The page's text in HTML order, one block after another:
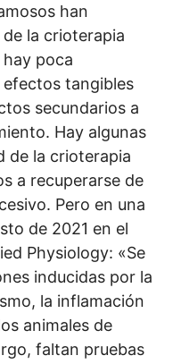
han
la crioterapia
hay poca
tangibles
secundarios a
Hay algunas
de la crioterapia
a recuperarse de
Pero en una
de 2021 en el
Physiology: «Se
inducidas por la
la inflamación
animales de
faltan pruebas